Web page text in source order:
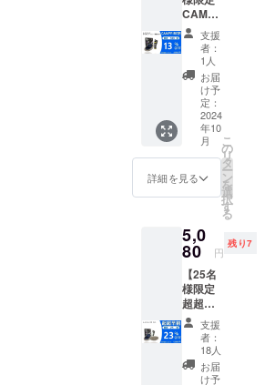
ます。
類似商
品が発
生する
可能性
があり
ます。
ご了承
頂いた
上でご
支援頂
様お願
い致し
12月頃
からオ
ンライ
ン
ショッ
プなど
にて一
般販売
開始予
定です
の金額
になり
ます。
※キリの
良い価
格で四
捨五入
してい
ます。
※ご注文
状況、
使用部
造工程
上の都
合等に
より出
荷時期
が遅れ
る場合
があり
ます。
皆様の
支援に
プー
（ハ
ニー）
300ｍ
ｌ ×1
・品質
証明書
（ムー
トン
ミッ
ト）
×1 ・ブ
※リター
ンはす
税・送
料込み
の金額
になり
ます。
※キリの
良い価
格で四
CAMPF
IRE割
13％OF
F】 一
般販売
予定価
格：
5,742円
セット
内容 ・
高級
ムート
ンミッ
27.5×19
ｃｍ羊
毛3ｃ
ｍ）×1
・中性
シャン
プー
（ハ
ニー）
300ｍ
ｌ ×1
支援
者：
1人
お届
け予
定：
2024
年10
月
詳細を見る
こ
の
リ
タ
ー
ン
を
選
択
す
る
5,0
80 円
残り7
【25名
様限定
超超早
割
23％OF
F】 一
般販売
予定価
支援
者：
18人
お届
け予